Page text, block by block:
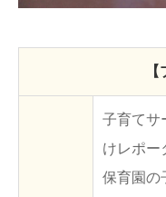
子育てサ
けレポー
保育園の